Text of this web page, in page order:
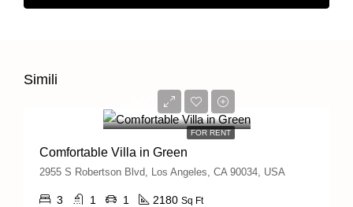
Simili
FOR RENT
1,900€/mo
Comfortable Villa in Green
2955 S Robertson Blvd, Los Angeles, CA 90034, USA
3 1 1 2180 Sq Ft